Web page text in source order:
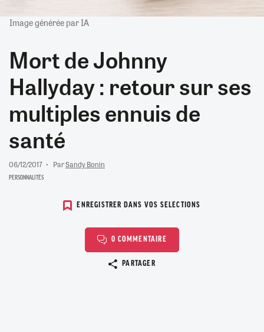
Image générée par IA
Mort de Johnny
Hallyday : retour sur ses
multiples ennuis de
santé
06/12/2017 ParSandy Bonin
PERSONNALITÉS
ENREGISTRER DANS VOS SELECTIONS
0 COMMENTAIRE
PARTAGER